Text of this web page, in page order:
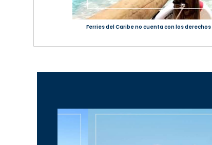
Ferries del Caribe no cuenta con los